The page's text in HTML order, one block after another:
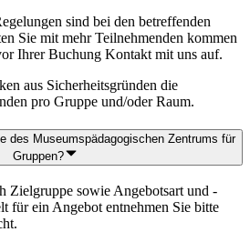
sind bei den betreffenden
Sie mit mehr Teilnehmenden kommen
Ihrer Buchung Kontakt mit uns auf.
aus Sicherheitsgründen die
pro Gruppe und/oder Raum.
des Museumspädagogischen Zentrums für
Gruppen?
Zielgruppe sowie Angebotsart und -
für ein Angebot entnehmen Sie bitte